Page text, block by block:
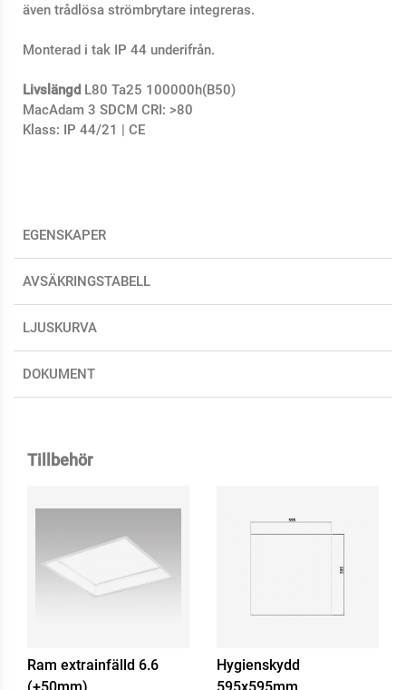
även trådlösa strömbrytare integreras.
Monterad i tak IP 44 underifrån.
Livslängd L80 Ta25 100000h(B50)
MacAdam 3 SDCM CRI: >80
Klass: IP 44/21 | CE
EGENSKAPER
AVSÄKRINGSTABELL
LJUSKURVA
DOKUMENT
Tillbehör
Ram extrainfälld 6.6
Hygienskydd